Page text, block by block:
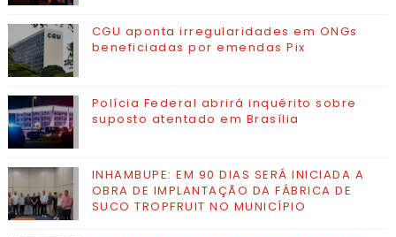
CGU aponta irregularidades em ONGs
beneficiadas por emendas Pix
Polícia Federal abrirá inquérito sobre
suposto atentado em Brasília
INHAMBUPE: EM 90 DIAS SERÁ INICIADA A
OBRA DE IMPLANTAÇÃO DA FÁBRICA DE
SUCO TROPFRUIT NO MUNICÍPIO